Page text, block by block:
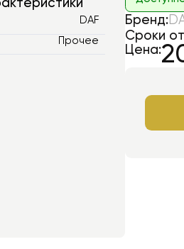
DAF
Прочее
Бренд:
Сроки
Цена: